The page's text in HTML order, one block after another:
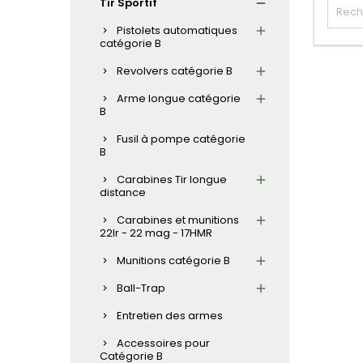
Pistolets automatiques
catégorie B
Revolvers catégorie B
Arme longue catégorie
B
Fusil à pompe catégorie
B
Carabines Tir longue
distance
Carabines et munitions
22lr - 22 mag - 17HMR
Munitions catégorie B
Ball-Trap
Entretien des armes
Accessoires pour
Catégorie B